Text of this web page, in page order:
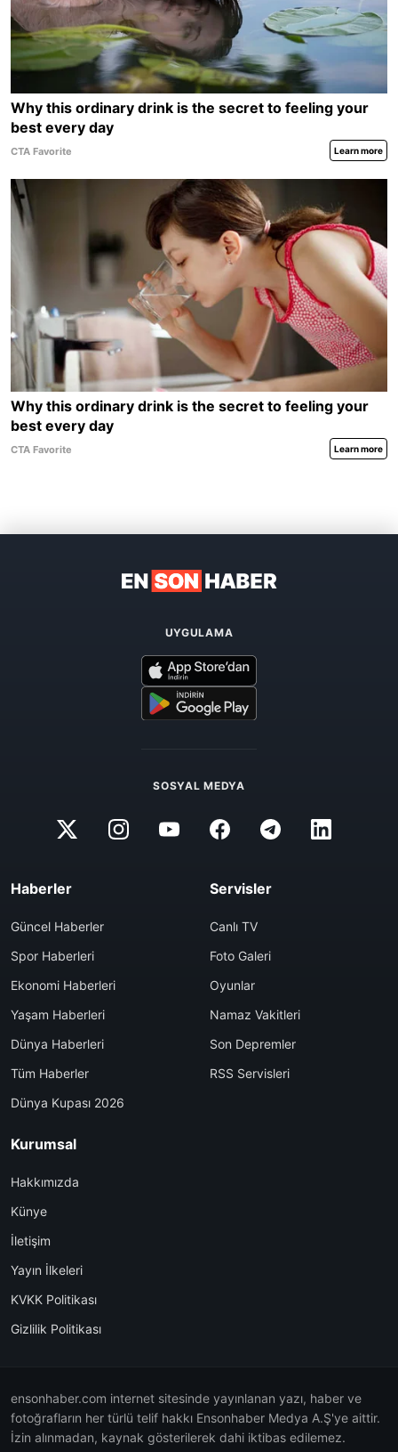
UYGULAMA
SOSYAL MEDYA
Haberler
Güncel Haberler
Spor Haberleri
Ekonomi Haberleri
Yaşam Haberleri
Dünya Haberleri
Tüm Haberler
Dünya Kupası 2026
Servisler
Canlı TV
Foto Galeri
Oyunlar
Namaz Vakitleri
Son Depremler
RSS Servisleri
Kurumsal
Hakkımızda
Künye
İletişim
Yayın İlkeleri
KVKK Politikası
Gizlilik Politikası
ensonhaber.com internet sitesinde yayınlanan yazı, haber ve
fotoğrafların her türlü telif hakkı Ensonhaber Medya A.Ş'ye aittir.
İzin alınmadan, kaynak gösterilerek dahi iktibas edilemez.